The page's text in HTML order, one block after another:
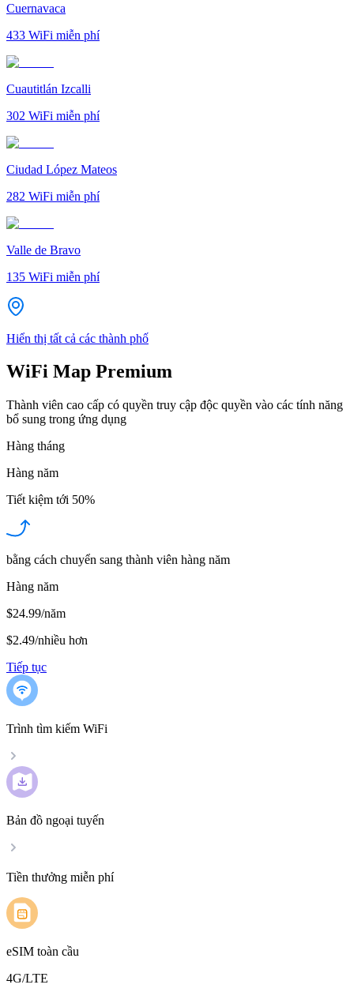
Cuernavaca
433 WiFi miễn phí
Cuautitlán Izcalli
302 WiFi miễn phí
Ciudad López Mateos
282 WiFi miễn phí
Valle de Bravo
135 WiFi miễn phí
Hiển thị tất cả các thành phố
WiFi Map Premium
Thành viên cao cấp có quyền truy cập độc quyền vào các tính năng
bổ sung trong ứng dụng
Hàng tháng
Hàng năm
Tiết kiệm tới 50%
bằng cách chuyển sang thành viên hàng năm
Hàng năm
$24.99/năm
$2.49/nhiều hơn
Tiếp tục
Trình tìm kiếm WiFi
Bản đồ ngoại tuyến
Tiền thưởng miễn phí
eSIM toàn cầu
4G/LTE